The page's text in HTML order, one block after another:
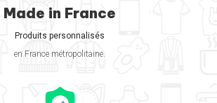
Made in France
Produits personnalisés
en France métropolitaine.